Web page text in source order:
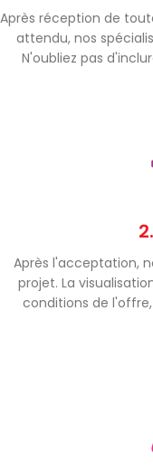
Après réception de
attendu, nos
N'oubliez pas
Après l'acceptation,
projet. La
conditions de